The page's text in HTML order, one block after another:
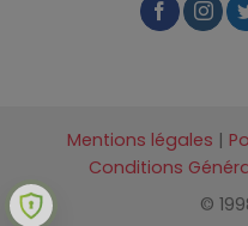
Mentions légales |
Conditions
©